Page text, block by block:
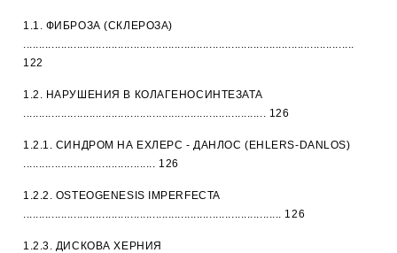
1.1. ФИБРОЗА (СКЛЕРОЗА)
.........................................................................................................
122
1.2. НАРУШЕНИЯ В КОЛАГЕНОСИНТЕЗАТА
............................................................................. 126
1.2.1. СИНДРОМ НА ЕХЛЕРС - ДАНЛОС (EHLERS-DANLOS)
.......................................... 126
1.2.2. OSTEOGENESIS IMPERFECTA
.................................................................................. 126
1.2.3. ДИСКОВА ХЕРНИЯ